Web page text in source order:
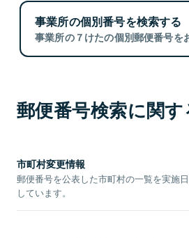
事業所の個別番号を検索する
事業所の７けたの個別郵便番号を
郵便番号検索に関
市町村変更情報
郵便番号を公表した市町村の一覧を実施
しています。